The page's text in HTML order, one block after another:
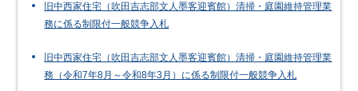
旧中西家住宅（吹田吉志部文人墨客迎賓館）清掃・庭園維持管理業
務に係る制限付一般競争入札
旧中西家住宅（吹田吉志部文人墨客迎賓館）清掃・庭園維持管理業
務（令和7年8月～令和8年3月）に係る制限付一般競争入札